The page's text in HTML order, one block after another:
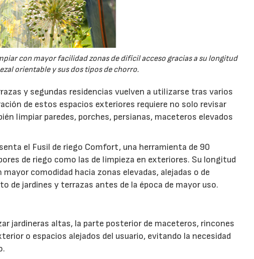
con mayor facilidad zonas de difícil acceso gracias a su longitud
orientable y sus dos tipos de chorro.
y segundas residencias vuelven a utilizarse tras varios
de estos espacios exteriores requiere no solo revisar
limpiar paredes, porches, persianas, maceteros elevados
el Fusil de riego Comfort, una herramienta de 90
de riego como las de limpieza en exteriores. Su longitud
comodidad hacia zonas elevadas, alejadas o de
de jardines y terrazas antes de la época de mayor uso.
jardineras altas, la parte posterior de maceteros, rincones
o espacios alejados del usuario, evitando la necesidad